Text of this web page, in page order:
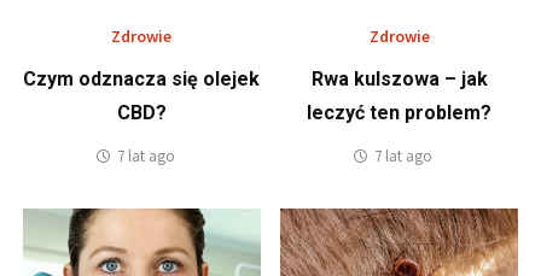
Zdrowie
Czym odznacza się olejek
CBD?
7 lat ago
Zdrowie
Rwa kulszowa – jak
leczyć ten problem?
7 lat ago